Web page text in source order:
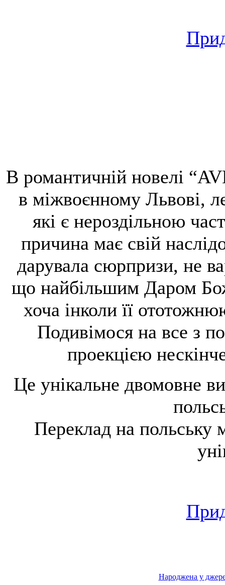
В романтичній новелі
в міжвоєнному Львові,
які є нероздільною
причина має свій
дарувала сюрпризи, не
що найбільшим Даром
хоча інколи її
Подивімося на все з
проекцією
Це унікальне двомовне
Переклад на польську
Народжена у